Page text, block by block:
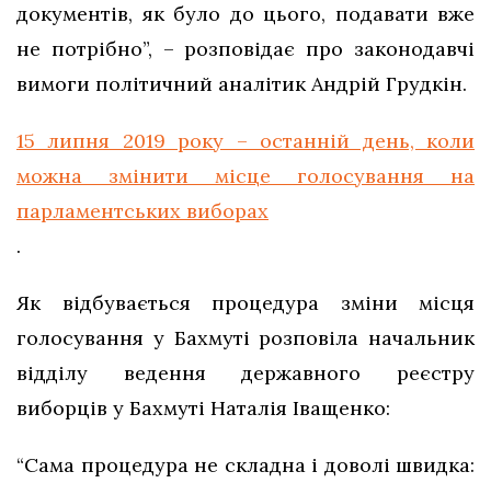
документів, як було до цього, подавати вже
не потрібно”, – розповідає про законодавчі
вимоги політичний аналітик Андрій Грудкін.
15 липня 2019 року – останній день, коли
можна змінити місце голосування на
парламентських виборах
.
Як відбувається процедура зміни місця
голосування у Бахмуті розповіла начальник
відділу ведення державного реєстру
виборців у Бахмуті Наталія Іващенко:
“Сама процедура не складна і доволі швидка: